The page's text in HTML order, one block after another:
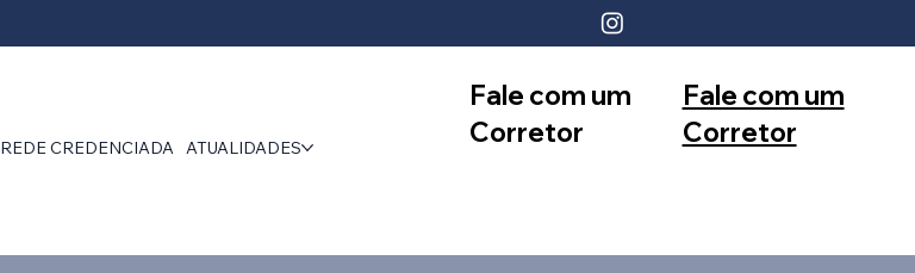
REDE CREDENCIADA ATUALIDADES
Fale com um
Corretor
Fale com um
Corretor